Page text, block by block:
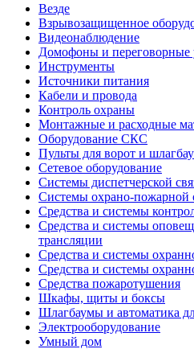
Везде
Взрывозащищенное
Видеонаблюдение
Домофоны и переговорные
Инструменты
Источники питания
Кабели и провода
Контроль охраны
Монтажные и расходные
Оборудование СКС
Пульты для ворот и
Сетевое оборудование
Системы диспетчерской
Системы охрано-
Средства и системы
Средства и системы
трансляции
Средства и системы
Средства и системы
Средства пожаротушения
Шкафы, щиты и боксы
Шлагбаумы и автоматика
Электрооборудование
Умный дом